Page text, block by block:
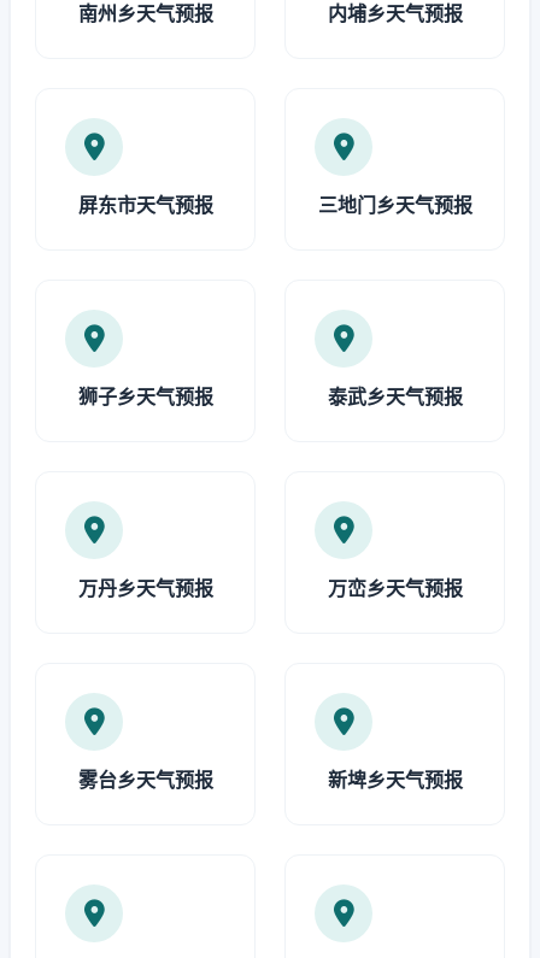
南州乡天气预报 内埔乡天气预报
屏东市天气预报 三地门乡天气预报
狮子乡天气预报 泰武乡天气预报
万丹乡天气预报 万峦乡天气预报
雾台乡天气预报 新埤乡天气预报